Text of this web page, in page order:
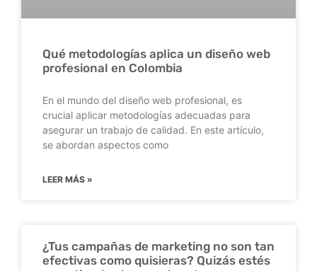
Qué metodologías aplica un diseño web
profesional en Colombia
En el mundo del diseño web profesional, es
crucial aplicar metodologías adecuadas para
asegurar un trabajo de calidad. En este artículo,
se abordan aspectos como
LEER MÁS »
¿Tus campañas de marketing no son tan
efectivas como quisieras? Quizás estés